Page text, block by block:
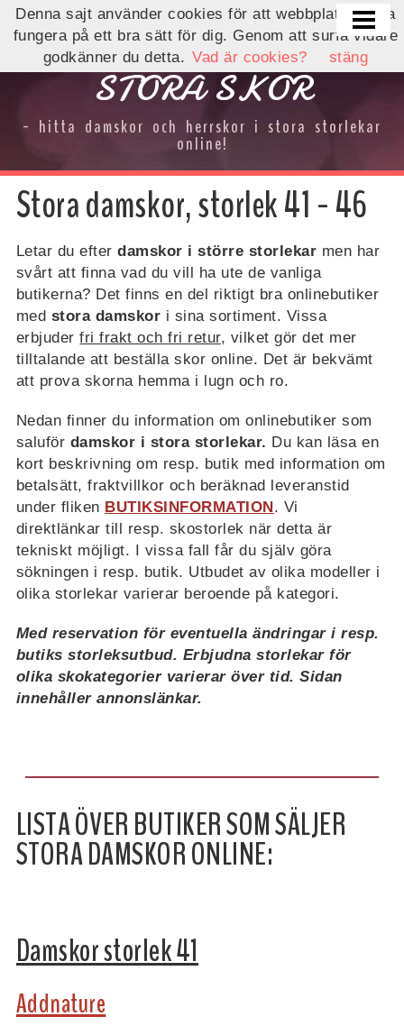
HEM
DAMSKOR STORA STORLEKAR
HERRSKOR STORA STORLEKAR
BREDA DAMSKOR
BREDA HERRSKOR
KONTAKTA
OM OSS
BUTIKSINFORMATION
INTEGRITETSPOLICY
NYHETER/KAMPANJER
STORA SKOR
- hitta damskor och herrskor i stora storlekar
online!
Stora damskor, storlek 41 - 46
Letar du efterdamskor i större storlekar men har
svårt att finna vad du vill ha ute de vanliga
butikerna? Det finns en del riktigt bra onlinebutiker
med stora damskor i sina sortiment. Vissa
erbjuderfri frakt och fri retur, vilket gör det mer
tilltalande att beställa skor online. Det är bekvämt
att prova skorna hemma i lugn och ro.
Nedan finner du information om onlinebutiker som
saluför damskor i stora storlekar. Du kan läsa en
kort beskrivning om resp. butik med information om
betalsätt, fraktvillkor och beräknad leveranstid
under fliken BUTIKSINFORMATION . Vi
direktlänkar till resp. skostorlek när detta är
tekniskt möjligt. I vissa fall får du själv göra
sökningen i resp. butik. Utbudet av olika modeller i
olika storlekar varierar beroende på kategori.
Med reservation för eventuella ändringar i resp.
butiks storleksutbud. Erbjudna storlekar för
olika skokategorier varierar över tid. Sidan
innehåller annonslänkar.
LISTA ÖVER BUTIKER SOM SÄLJER
STORA DAMSKOR ONLINE:
Damskor storlek 41
Addnature
Denna sajt använder cookies för att webbplatsen ska
fungera på ett bra sätt för dig. Genom att surfa vidare
godkänner du detta. Vad är cookies? stäng